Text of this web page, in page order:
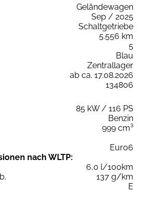
Geländewagen
Sep / 2025
Schaltgetriebe
5.556 km
5
Blau
Zentrallager
ab ca. 17.08.2026
134806
85 kW / 116 PS
Benzin
999 cm³
Euro6
nach WLTP:
6,0 l/100km
137 g/km
E